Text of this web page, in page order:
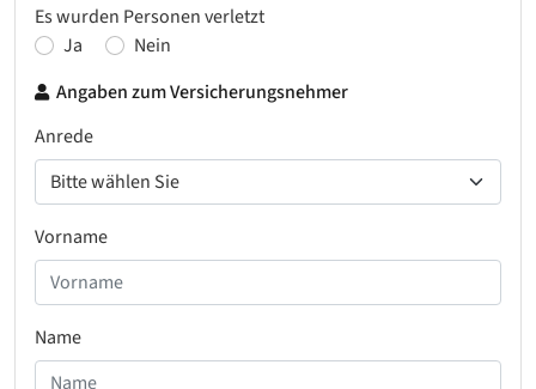
Es wurden Personen verletzt
Ja
Nein
Angaben zum Versicherungsnehmer
Anrede
Vorname
Name